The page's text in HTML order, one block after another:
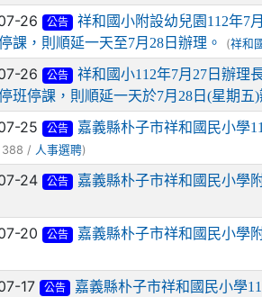
26 公告
祥和國小附設幼兒園112年7
課，則順延一天至7月28日辦理。
(祥和
26 公告
祥和國小112年7月27日辦理
班停課，則順延一天於7月28日(星期五)
25 公告 嘉義縣朴子市祥和國民小學
/ 人事選聘)
24 公告 嘉義縣朴子市祥和國民小學
20 公告 嘉義縣朴子市祥和國民小學
17 公告 嘉義縣朴子市祥和國民小學